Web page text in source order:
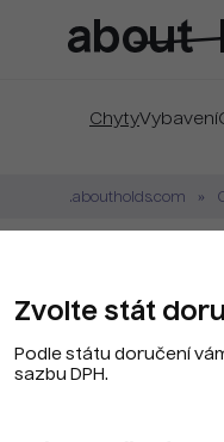
ChytyVybavení
.aboutholds.com
Kód
Zvolte stát
Podle státu doručení
sazbu DPH.